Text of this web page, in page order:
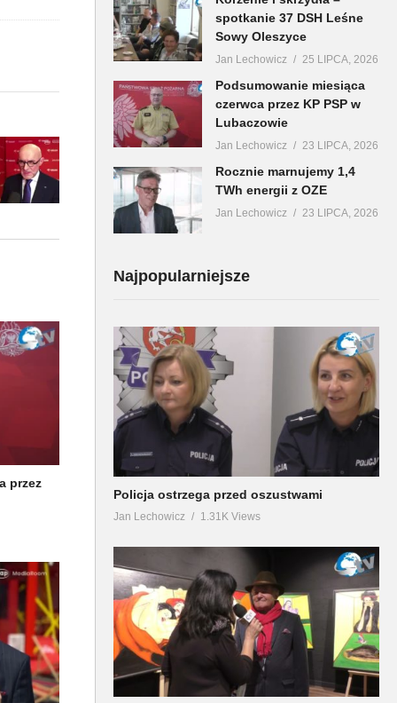
przez
spotkanie 37 DSH Leśne
Sowy Oleszyce
Jan Lechowicz 25 LIPCA, 2026
Podsumowanie miesiąca
czerwca przez KP PSP w
Lubaczowie
Jan Lechowicz 23 LIPCA, 2026
Rocznie marnujemy 1,4
TWh energii z OZE
Jan Lechowicz 23 LIPCA, 2026
Najpopularniejsze
Policja ostrzega przed oszustwami
Jan Lechowicz 1.31K Views